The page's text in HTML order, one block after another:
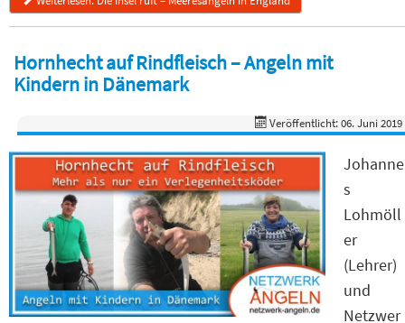
Hornhecht auf Rindfleisch – Angeln mit
Kindern in Dänemark
Veröffentlicht: 06. Juni 2019
Johanne
s
Lohmöll
er
(Lehrer)
und
Netzwer